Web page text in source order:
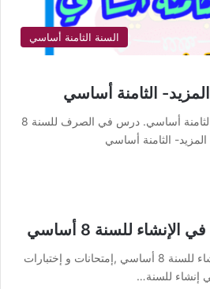
السنة الثامنة أساسي
الثامنة أساسي
درس تصريف الفعل المزيد- الثامنة أساسي. درس في الصرف للسنة 8
الثامنة أساسي
فروض تأليفية عدد 3 في الإنشاء للسنة 8 أساسي ,إمتحانات و إختبارات